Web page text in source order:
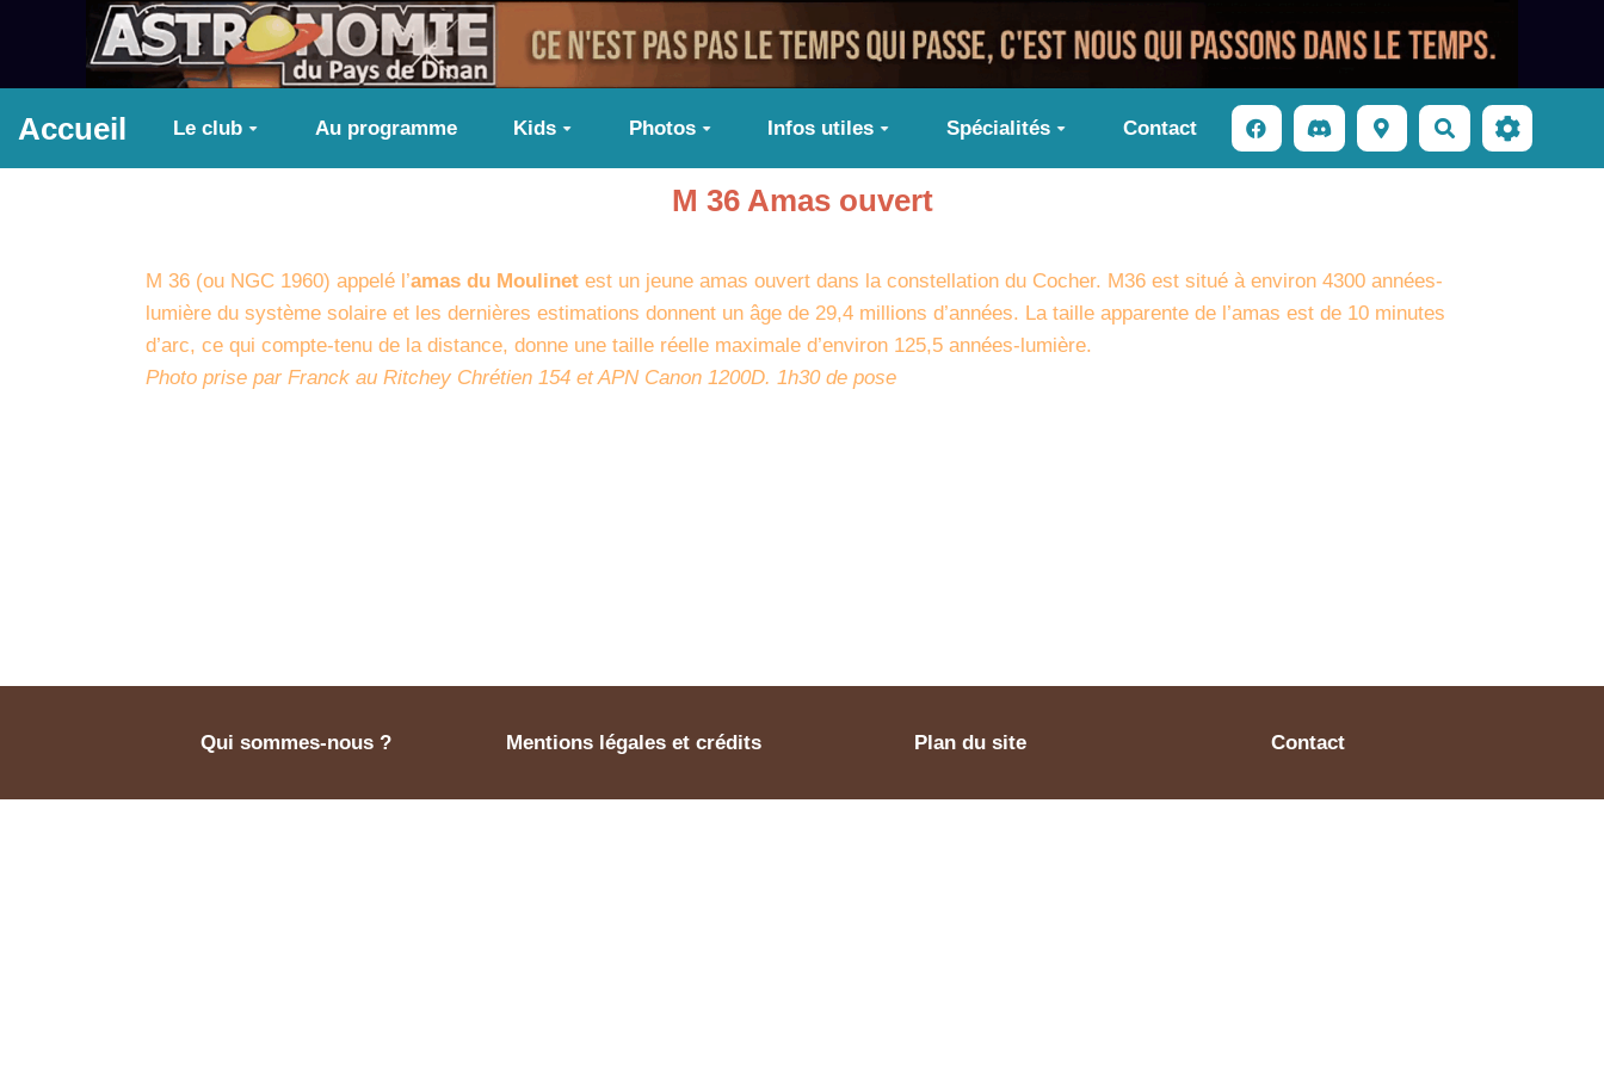
Aller au contenu principal
Accueil Le club Au programme Kids Photos Infos utiles Spécialités Contact Rechercher
M 36 Amas ouvert
M 36 (ou NGC 1960) appelé l’amas du Moulinet est un jeune amas ouvert dans la constellation du Cocher. M36 est situé à environ 4300 années-
lumière du système solaire et les dernières estimations donnent un âge de 29,4 millions d’années. La taille apparente de l’amas est de 10 minutes
d’arc, ce qui compte-tenu de la distance, donne une taille réelle maximale d’environ 125,5 années-lumière.
Photo prise par Franck au Ritchey Chrétien 154 et APN Canon 1200D. 1h30 de pose
Qui sommes-nous ? Mentions légales et crédits Plan du site Contact